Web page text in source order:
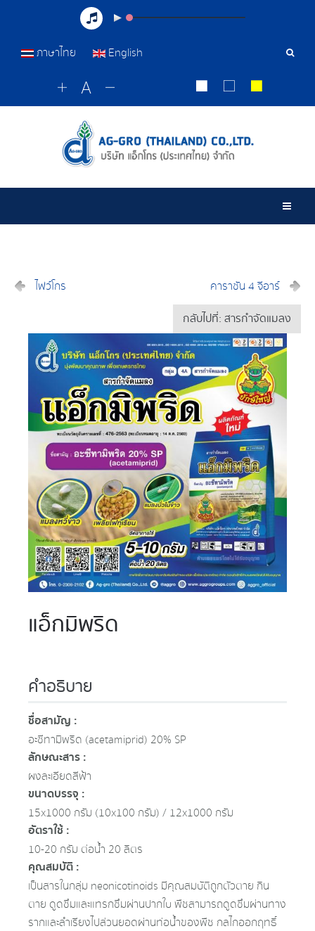
เครื่อ
ภาษาไทย English
ไฟว์โกร คาราซัน 4 จีอาร์
กลับไปที่: สารกำจัดแมลง
แอ็กมิพริด
คำอธิบาย
ชื่อสามัญ :
อะซีทามิพริด (acetamiprid) 20% SP
ลักษณะสาร :
ผงละเอียดสีฟ้า
ขนาดบรรจุ :
15x1000 กรัม (10x100 กรัม) / 12x1000 กรัม
อัตราใช้ :
10-20 กรัม ต่อน้ำ 20 ลิตร
คุณสมบัติ :
เป็นสารในกลุ่ม neonicotinoids มีคุณสมบัติถูกตัวตาย กิน
ตาย ดูดซึมและแทรกซึมผ่านปากใบ พืชสามารถดูดซึมผ่านทาง
รากและลำเรียงไปส่วนยอดผ่านท่อน้ำของพืช กลไกออกฤทธิ์